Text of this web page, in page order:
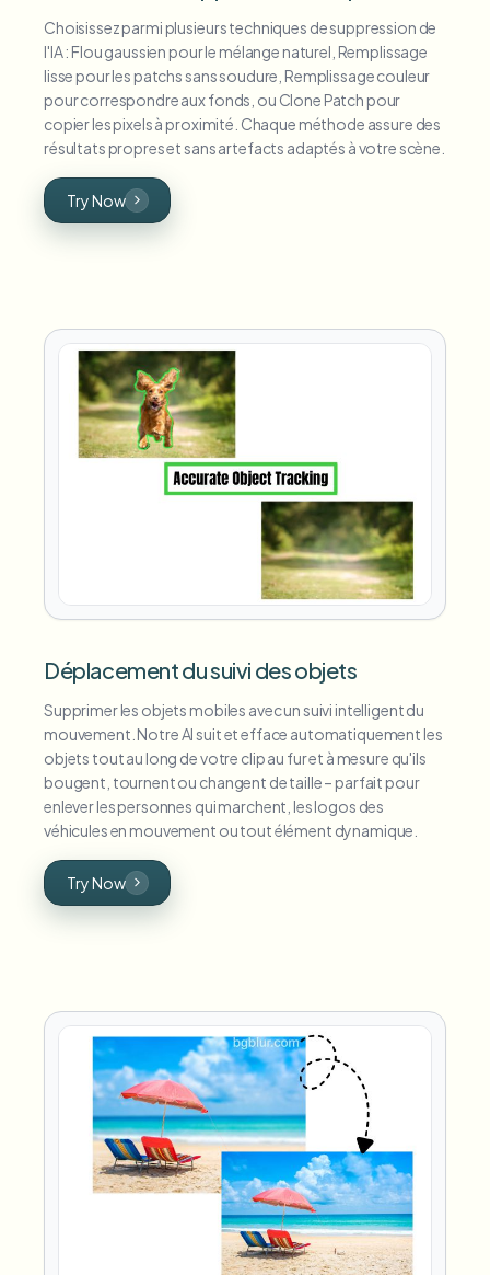
Choisissez parmi plusieurs techniques de suppression de
l'IA : Flou gaussien pour le mélange naturel, Remplissage
lisse pour les patchs sans soudure, Remplissage couleur
pour correspondre aux fonds, ou Clone Patch pour
copier les pixels à proximité. Chaque méthode assure des
résultats propres et sans artefacts adaptés à votre scène.
Try Now
Déplacement du suivi des objets
Supprimer les objets mobiles avec un suivi intelligent du
mouvement. Notre AI suit et efface automatiquement les
objets tout au long de votre clip au fur et à mesure qu'ils
bougent, tournent ou changent de taille – parfait pour
enlever les personnes qui marchent, les logos des
véhicules en mouvement ou tout élément dynamique.
Try Now